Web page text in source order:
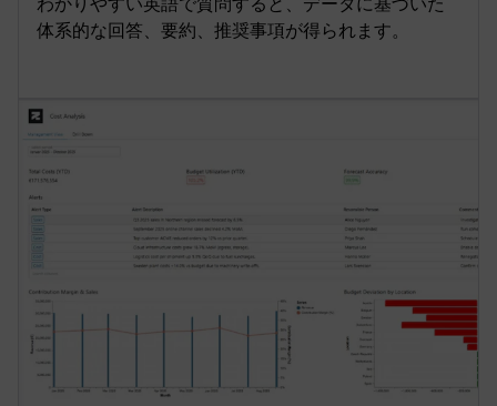
体系的な回答、要約、推奨事項が得られます。